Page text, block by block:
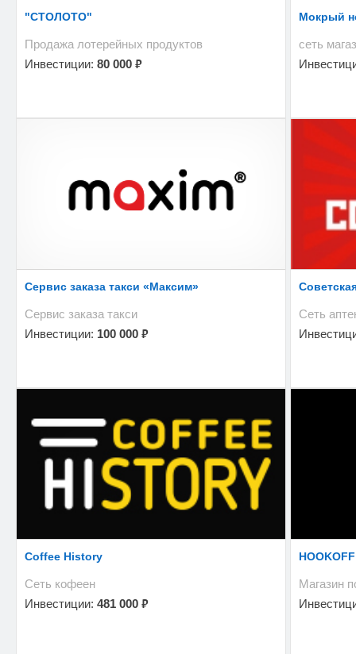
"СТОЛОТО"
Продажа лотерейных продуктов
Инвестиции: 80 000 ₽
Мокрый
сеть
Сервис заказа такси «Максим»
Сервис заказа такси
Инвестиции: 100 000 ₽
Сеть
Coffee History
Сеть кофеен
Инвестиции: 481 000 ₽
HOOKOFF
Магазин